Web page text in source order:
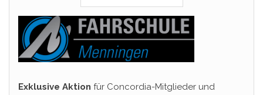
Exklusive Aktion für Concordia-Mitglieder und